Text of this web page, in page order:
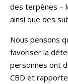
des terpènes –
ainsi que des
Nous pensons
favoriser la
personnes ont
CBD et